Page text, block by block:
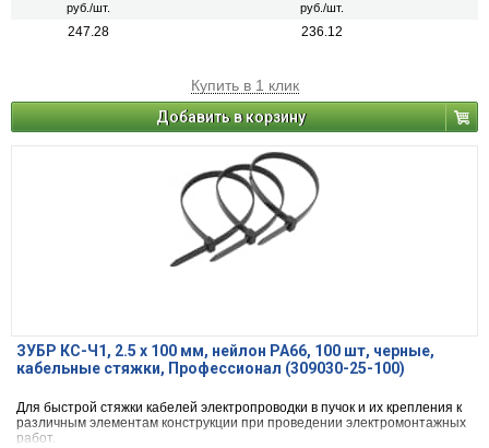
руб./шт. руб./шт.
247.28 236.12
Купить в 1 клик
Добавить в корзину
ЗУБР КС-Ч1, 2.5 x 100 мм, нейлон РА66, 100 шт, черные,
кабельные стяжки, Профессионал (309030-25-100)
Для быстрой стяжки кабелей электропроводки в пучок и их крепления к
различным элементам конструкции при проведении электромонтажных
работ.